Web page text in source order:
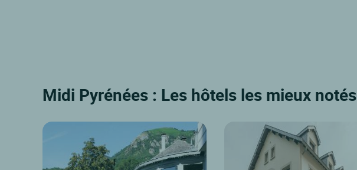
Midi Pyrénées : Les hôtels les mieux notés